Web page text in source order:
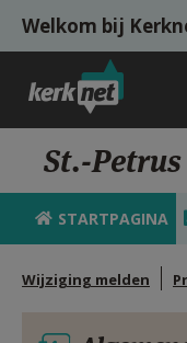
Overslaan en naar de
Welkom bij
KERK
SHOP
St.-
STARTPAGINA
Wijziging melden